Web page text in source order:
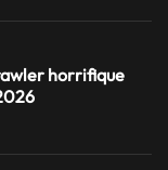
horrifique